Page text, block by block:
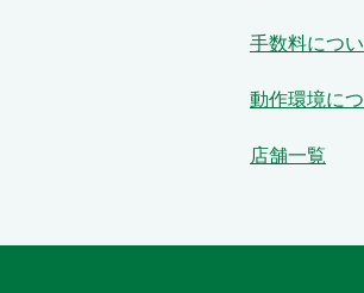
手数料につ
動作環境に
店舗一覧